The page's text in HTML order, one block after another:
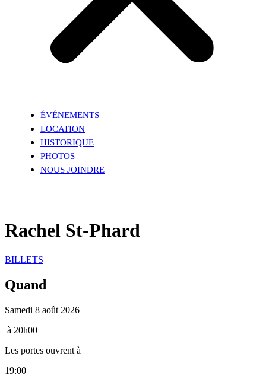
ÉVÉNEMENTS
LOCATION
HISTORIQUE
PHOTOS
NOUS JOINDRE
Rachel St-Phard
BILLETS
Quand
Samedi 8 août 2026
à 20h00
Les portes ouvrent à
19:00